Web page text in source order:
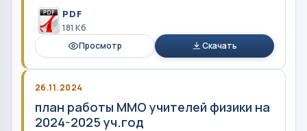
PDF
181 Кб
Просмотр
Скачать
26.11.2024
план работы ММО учителей физики на
2024-2025 уч.год